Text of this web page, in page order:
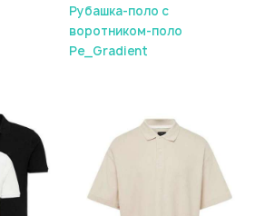
Рубашка-поло с
воротником-поло
Pe_Gradient